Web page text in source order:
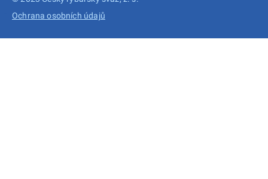
Ochrana osobních údajů